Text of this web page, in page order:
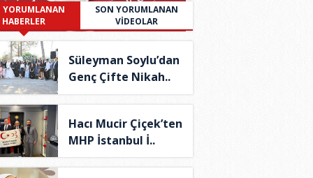
YORUMLANAN
HABERLER
SON YORUMLANAN
VİDEOLAR
Süleyman Soylu’dan
Genç Çifte Nikah..
Hacı Mucir Çiçek’ten
MHP İstanbul İ..